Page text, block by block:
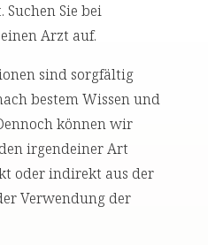
Sie bei
Arzt auf.
sind sorgfältig
bestem Wissen und
können wir
irgendeiner Art
oder indirekt aus der
Verwendung der